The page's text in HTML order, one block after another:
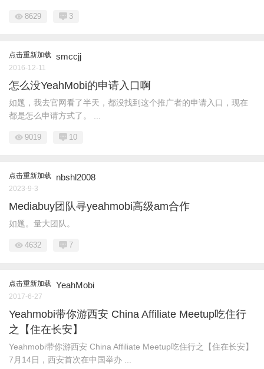
8629 3
点击重新加载 smccjj
2016-12-11
怎么没YeahMobi的申请入口啊
如题，我去官网看了半天，都没找到这个推广者的申请入口，现在
都是怎么申请方式了。 ...
9019 10
点击重新加载 nbshl2008
2023-9-3
Mediabuy团队寻yeahmobi高级am合作
如题。量大团队。
4632 7
点击重新加载 YeahMobi
2017-6-27
Yeahmobi带你游西安 China Affiliate Meetup吃住行
之【住在长安】
Yeahmobi带你游西安 China Affiliate Meetup吃住行之【住在长安】
7月14日，西安首次在中国举办 ...